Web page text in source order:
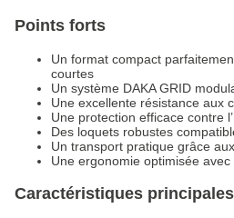
Points forts
Un format compact
courtes
Un système DAKA GRID
Une excellente résistance aux
Une protection efficace contre
Des loquets robustes
Un transport pratique grâce
Une ergonomie optimisée
Caractéristiques principales